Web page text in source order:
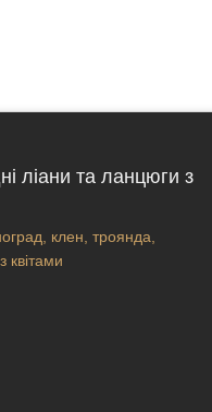
ліани та ланцюги з
клен, троянда,
квітами